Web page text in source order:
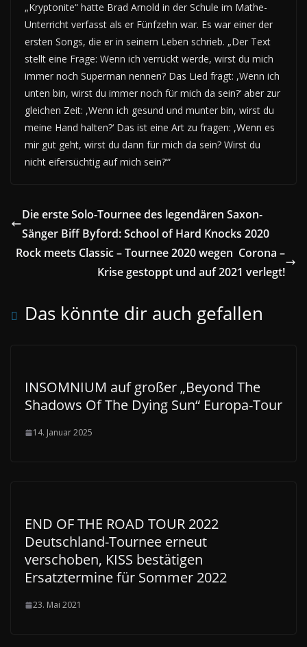
„Kryptonite“ hatte Brad Arnold in der Schule im Mathe-
Unterricht verfasst als er Fünfzehn war. Es war einer der
ersten Songs, die er in seinem Leben schrieb. „Der Text
stellt eine Frage: Wenn ich verrückt werde, wirst du mich
immer noch Superman nennen? Das Lied fragt: ,Wenn ich
unten bin, wirst du immer noch für mich da sein?‘ aber zur
gleichen Zeit: ,Wenn ich gesund und munter bin, wirst du
meine Hand halten?‘ Das ist eine Art zu fragen: ,Wenn es
mir gut geht, wirst du dann für mich da sein? Wirst du
nicht eifersüchtig auf mich sein?‘“
Die erste Solo-Tournee des legendären Saxon-
Sänger Biff Byford: School of Hard Knocks 2020
Rock meets Classic – Tournee 2020 wegen Corona –
Krise gestoppt und auf 2021 verlegt!
Das könnte dir auch gefallen
INSOMNIUM auf großer „Beyond The
Shadows Of The Dying Sun“ Europa-Tour
14. Januar 2025
END OF THE ROAD TOUR 2022
Deutschland-Tournee erneut
verschoben, KISS bestätigen
Ersatztermine für Sommer 2022
23. Mai 2021